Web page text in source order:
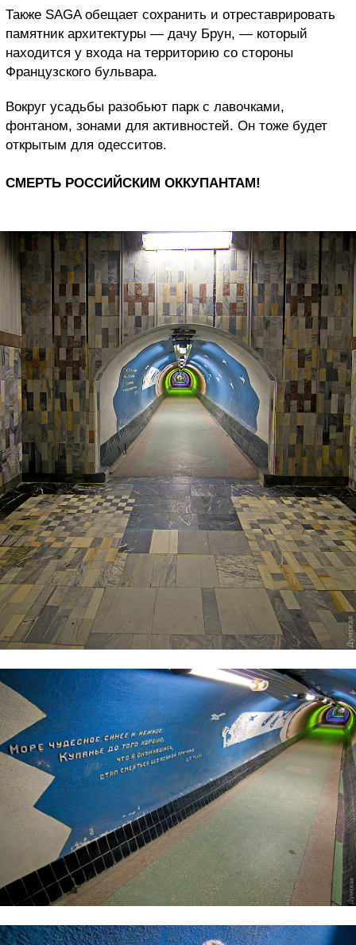
Также SAGA обещает сохранить и отреставрировать
памятник архитектуры — дачу Брун, — который
находится у входа на территорию со стороны
Французского бульвара.
Вокруг усадьбы разобьют парк с лавочками,
фонтаном, зонами для активностей. Он тоже будет
открытым для одесситов.
СМЕРТЬ РОССИЙСКИМ ОККУПАНТАМ!